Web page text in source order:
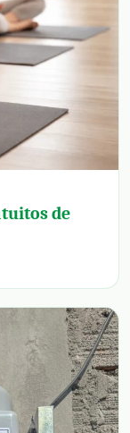
de